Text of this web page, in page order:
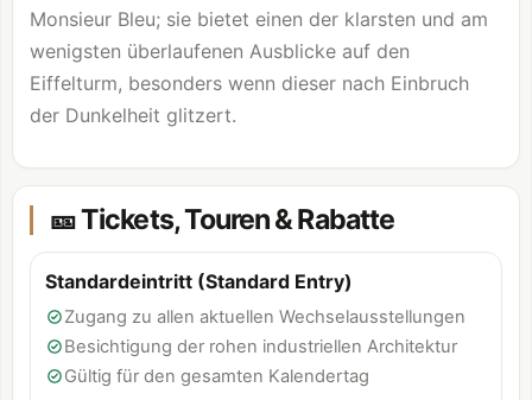
Monsieur Bleu; sie bietet einen der klarsten und am
wenigsten überlaufenen Ausblicke auf den
Eiffelturm, besonders wenn dieser nach Einbruch
der Dunkelheit glitzert.
🎫 Tickets, Touren & Rabatte
Standardeintritt (Standard Entry)
Zugang zu allen aktuellen Wechselausstellungen
Besichtigung der rohen industriellen Architektur
Gültig für den gesamten Kalendertag